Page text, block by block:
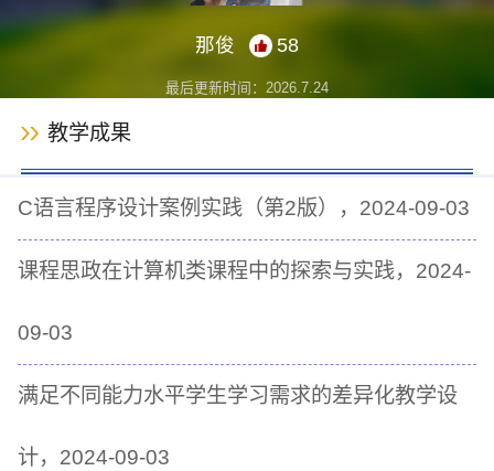
那俊 58
最后更新时间： 2026.7.24
教学成果
C语言程序设计案例实践（第2版），2024-09-03
课程思政在计算机类课程中的探索与实践，2024-
09-03
满足不同能力水平学生学习需求的差异化教学设
计，2024-09-03